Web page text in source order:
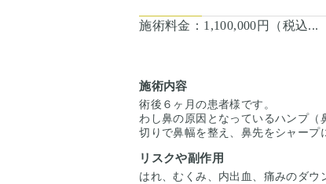
施術料金： 1,100,000円（税込...
施術内容
術後６ヶ月の患者様です。
わし鼻の原因となっているハンプ（
切りで鼻幅を整え、鼻先をシャープ
上がりました。
リスクや副作用
はれ、むくみ、内出血、痛みのダウ